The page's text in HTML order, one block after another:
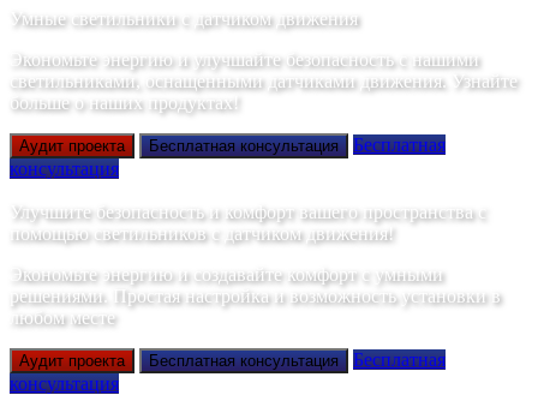
Умные светильники с датчиком движения
Экономьте энергию и улучшайте безопасность с нашими
светильниками, оснащенными датчиками движения. Узнайте
больше о наших продуктах!
Аудит проекта Бесплатная консультация
Бесплатная
консультация
Улучшите безопасность и комфорт вашего пространства с
помощью светильников с датчиком движения!
Экономьте энергию и создавайте комфорт с умными
решениями. Простая настройка и возможность установки в
любом месте
Аудит проекта Бесплатная консультация
Бесплатная
консультация